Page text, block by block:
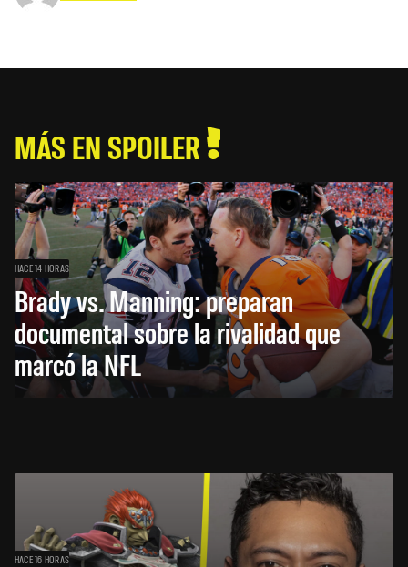
MÁS EN SPOILER
HACE 14 HORAS
Brady vs. Manning: preparan
documental sobre la rivalidad que
marcó la NFL
HACE 16 HORAS